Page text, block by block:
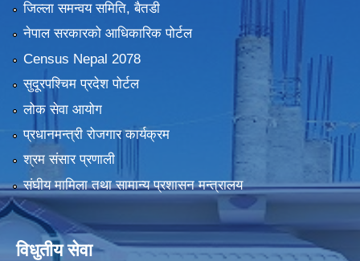
जिल्ला समन्वय समिति, बैतडी
नेपाल सरकारको आधिकारिक पोर्टल
Census Nepal 2078
सुदूरपश्चिम प्रदेश पोर्टल
लोक सेवा आयोग
प्रधानमन्त्री रोजगार कार्यक्रम
श्रम संसार प्रणाली
संघीय मामिला तथा सामान्य प्रशासन मन्त्रालय
विधुतीय सेवा